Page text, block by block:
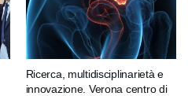
Ricerca, multidisciplinarietà e
innovazione. Verona centro di